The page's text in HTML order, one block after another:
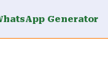
Generator